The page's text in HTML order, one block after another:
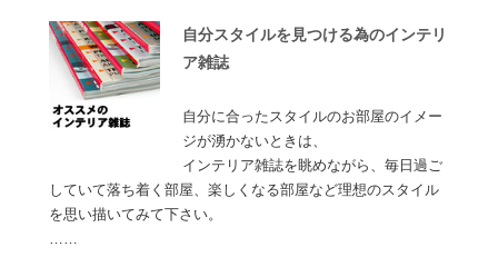
自分スタイルを見つける為のインテリ
ア雑誌
自分に合ったスタイルのお部屋のイメー
ジが湧かないときは、
インテリア雑誌を眺めながら、毎日過ご
していて落ち着く部屋、楽しくなる部屋など理想のスタイル
を思い描いてみて下さい。
……